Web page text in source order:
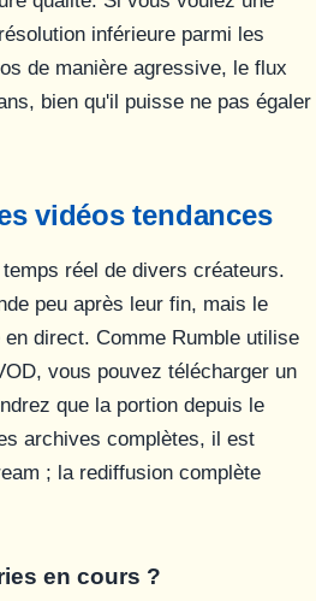
inférieure parmi les
de manière agressive, le flux
bien qu'il puisse ne pas égaler
vidéos tendances
réel de divers créateurs.
peu après leur fin, mais le
direct. Comme Rumble utilise
vous pouvez télécharger un
que la portion depuis le
archives complètes, il est
; la rediffusion complète
en cours ?